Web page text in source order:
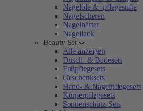
Nagelöle & -pflegestifte
Nagelscheren
Nagelhärter
Nagellack
Beauty Set
Alle anzeigen
Dusch- & Badesets
Fußpflegesets
Geschenksets
Hand- & Nagelpflegesets
Körperpflegesets
Sonnenschutz-Sets